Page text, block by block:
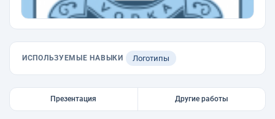
ИСПОЛЬЗУЕМЫЕ НАВЫКИ Логотипы
Презентация Другие работы